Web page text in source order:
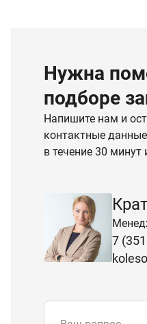
Нужна
подборе
Напишите нам и
контактные
в течение 30 минут
7